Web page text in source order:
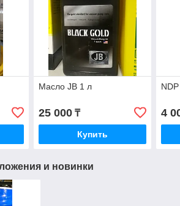
Масло JB 1 л
25 000₸
Купить
4
и новинки